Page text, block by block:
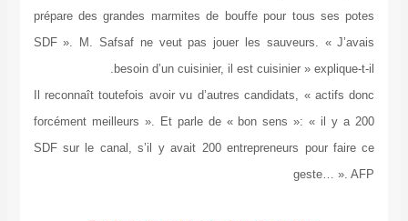
prépare des grandes marmites de bouffe pour tous ses potes
SDF ». M. Safsaf ne veut pas jouer les sauveurs. « J’avais
besoin d’un cuisinier, il est cuisinier » explique-t-il.
Il reconnaît toutefois avoir vu d’autres candidats, « actifs donc
forcément meilleurs ». Et parle de « bon sens »: « il y a 200
SDF sur le canal, s’il y avait 200 entrepreneurs pour faire ce
geste… ». AFP